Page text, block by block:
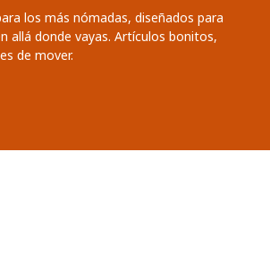
los más nómadas, diseñados para
allá donde vayas. Artículos bonitos,
de mover.